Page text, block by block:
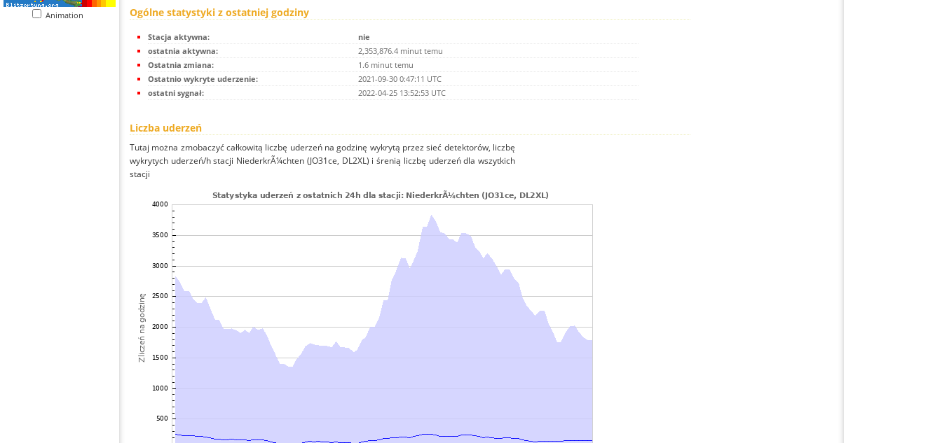
Animation Ogólne statystyki z ostatniej godziny
Stacja aktywna:
nie
ostatnia aktywna:
2,353,876.4 minut temu
Ostatnia zmiana:
1.6 minut temu
Ostatnio wykryte uderzenie:
2021-09-30 0:47:11 UTC
ostatni sygnał:
2022-04-25 13:52:53 UTC
Liczba uderzeń
Tutaj można zmobaczyć całkowitą liczbę uderzeń na godzinę wykrytą przez sieć detektorów, liczbę
wykrytych uderzeń/h stacji NiederkrÃ¼chten (JO31ce, DL2XL) i śrenią liczbę uderzeń dla wszytkich
stacji